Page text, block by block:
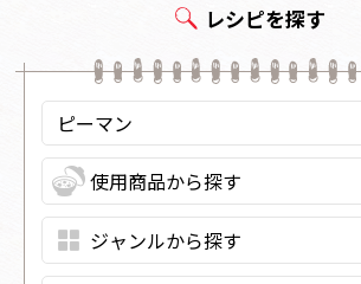
レシピを探す